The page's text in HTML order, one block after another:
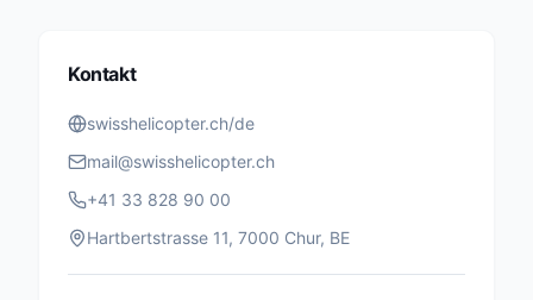
Kontakt
swisshelicopter.ch/de
mail@swisshelicopter.ch
+41 33 828 90 00
Hartbertstrasse 11, 7000 Chur, BE